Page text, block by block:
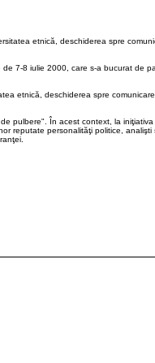
etnică, deschiderea spre
7-8 iulie 2000, care s-a bucurat de
etnică, deschiderea spre
pulbere". În acest context, la iniţiativa
reputate personalităţi politice, analişti